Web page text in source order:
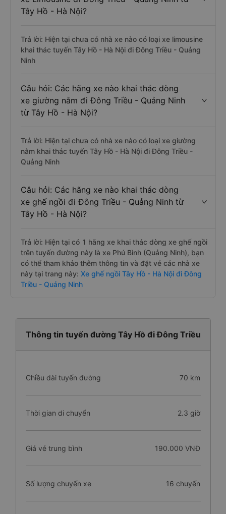
Tây Hồ - Hà Nội?
Trả lời: Hiện tại chưa có nhà xe nào có loại xe limousine
khai thác tuyến Tây Hồ - Hà Nội đi Đông Triều - Quảng
Ninh
Câu hỏi: Các hãng xe nào khai thác dòng
xe giường nằm đi Đông Triều - Quảng Ninh
từ Tây Hồ - Hà Nội?
Trả lời: Hiện tại chưa có nhà xe nào có loại xe giường
nằm khai thác tuyến Tây Hồ - Hà Nội đi Đông Triều -
Quảng Ninh
Câu hỏi: Các hãng xe nào khai thác dòng
xe ghế ngồi đi Đông Triều - Quảng Ninh từ
Tây Hồ - Hà Nội?
Trả lời: Hiện tại có 1 hãng xe khai thác dòng xe ghế ngồi
trên tuyến đường này là xe Phú Bình (Quảng Ninh), bạn
có thể tham khảo thêm thông tin và đặt vé các nhà xe
này tại trang này: Xe ghế ngồi Tây Hồ - Hà Nội đi Đông
Triều - Quảng Ninh
Thông tin tuyến đường Tây Hồ đi Đông Triều
Chiều dài tuyến đường 70 km
Thời gian di chuyển 2.3 giờ
Giá vé trung bình 190.000 VNĐ
Số lượng chuyến xe 16 chuyến